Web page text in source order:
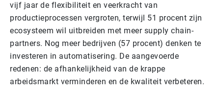
vijf jaar de flexibiliteit en veerkracht van
productieprocessen vergroten, terwijl 51 procent zijn
ecosysteem wil uitbreiden met meer supply chain-
partners. Nog meer bedrijven (57 procent) denken te
investeren in automatisering. De aangevoerde
redenen: de afhankelijkheid van de krappe
arbeidsmarkt verminderen en de kwaliteit verbeteren.